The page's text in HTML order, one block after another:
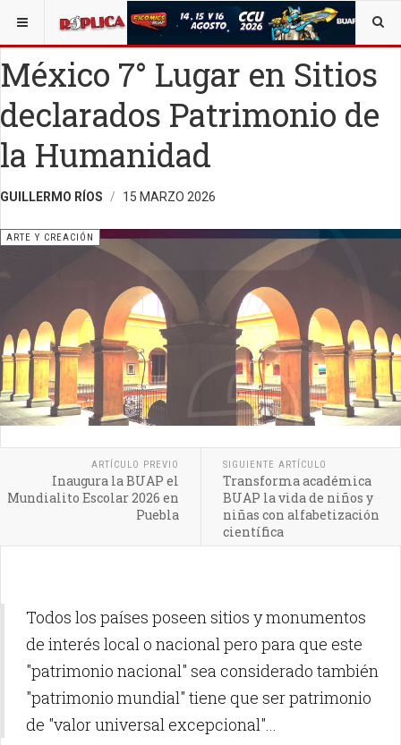
ESTÁ AQUÍ: ARTE
México 7° Lugar en Sitios
declarados Patrimonio de
la Humanidad
GUILLERMO RÍOS 15 MARZO 2026
ARTE Y CREACIÓN
ARTÍCULO PREVIO
Inaugura la BUAP el
Mundialito Escolar 2026 en
Puebla
SIGUIENTE ARTÍCULO
Transforma académica
BUAP la vida de niños y
niñas con alfabetización
científica
Todos los países poseen sitios y monumentos
de interés local o nacional pero para que este
"patrimonio nacional" sea considerado también
"patrimonio mundial" tiene que ser patrimonio
de "valor universal excepcional"...